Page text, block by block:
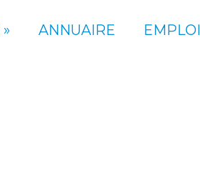
ANNUAIRE